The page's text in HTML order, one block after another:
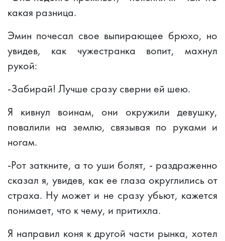
какая разница.
Эмин почесал свое выпирающее брюхо, но
увидев, как чужестранка вопит, махнул
рукой:
-Забирай! Лучше сразу сверни ей шею.
Я кивнул воинам, они окружили девушку,
повалили на землю, связывая по руками и
ногам.
-Рот заткните, а то уши болят, - раздраженно
сказал я, увидев, как ее глаза округлились от
страха. Ну может и не сразу убьют, кажется
понимает, что к чему, и притихла.
Я направил коня к другой части рынка, хотел